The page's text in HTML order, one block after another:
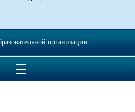
организации